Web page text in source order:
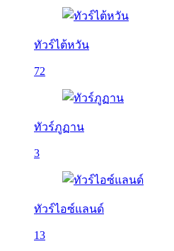
ทัวร์ไต้หวัน
72
ทัวร์ภูฏาน
3
ทัวร์ไอซ์แลนด์
13